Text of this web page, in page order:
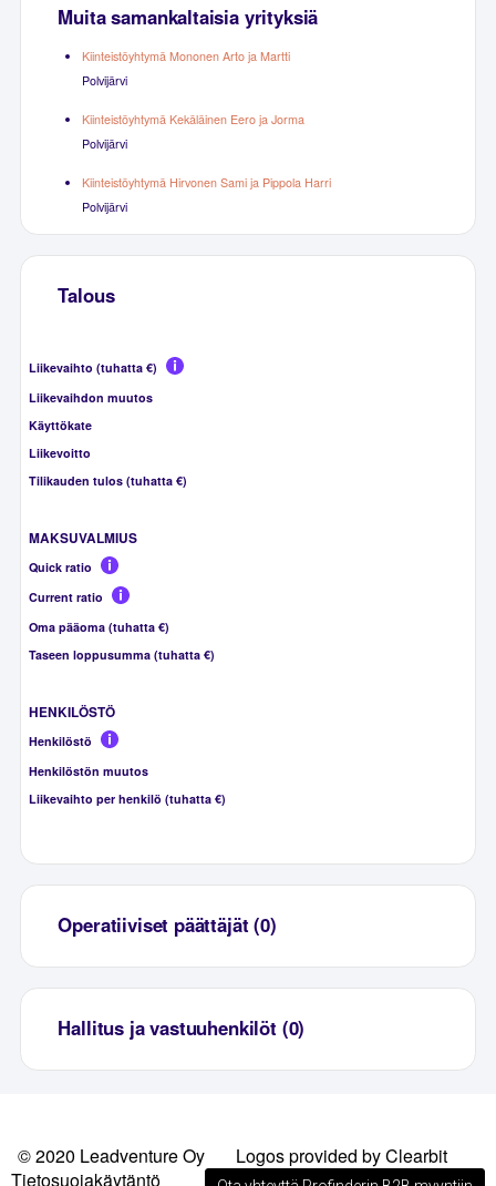
Muita samankaltaisia yrityksiä
Kiinteistöyhtymä Mononen Arto ja Martti
Polvijärvi
Kiinteistöyhtymä Kekäläinen Eero ja Jorma
Polvijärvi
Kiinteistöyhtymä Hirvonen Sami ja Pippola Harri
Polvijärvi
Talous
Liikevaihto (tuhatta €)
Liikevaihdon muutos
Käyttökate
Liikevoitto
Tilikauden tulos (tuhatta €)
MAKSUVALMIUS
Quick ratio
Current ratio
Oma pääoma (tuhatta €)
Taseen loppusumma (tuhatta €)
HENKILÖSTÖ
Henkilöstö
Henkilöstön muutos
Liikevaihto per henkilö (tuhatta €)
Operatiiviset päättäjät (0)
Hallitus ja vastuuhenkilöt (0)
© 2020 Leadventure Oy
Logos provided by Clearbit
Tietosuojakäytäntö